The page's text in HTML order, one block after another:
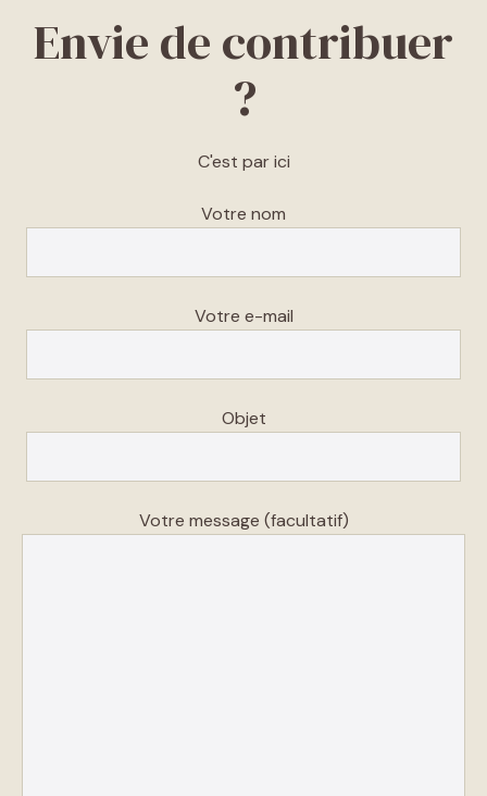
Envie de contribuer
?
C'est par ici
Votre nom
Votre e-mail
Objet
Votre message (facultatif)